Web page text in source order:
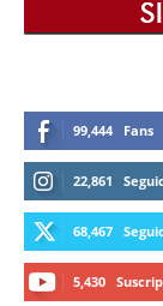
99,444 Fans
22,861
68,467
5,430